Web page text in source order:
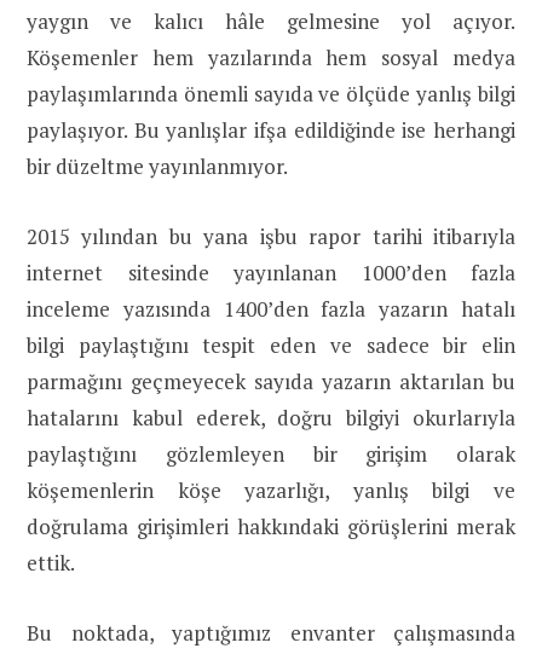
yaygın ve kalıcı hâle gelmesine yol açıyor.
Köşemenler hem yazılarında hem sosyal medya
paylaşımlarında önemli sayıda ve ölçüde yanlış bilgi
paylaşıyor. Bu yanlışlar ifşa edildiğinde ise herhangi
bir düzeltme yayınlanmıyor.
2015 yılından bu yana işbu rapor tarihi itibarıyla
internet sitesinde yayınlanan 1000’den fazla
inceleme yazısında 1400’den fazla yazarın hatalı
bilgi paylaştığını tespit eden ve sadece bir elin
parmağını geçmeyecek sayıda yazarın aktarılan bu
hatalarını kabul ederek, doğru bilgiyi okurlarıyla
paylaştığını gözlemleyen bir girişim olarak
köşemenlerin köşe yazarlığı, yanlış bilgi ve
doğrulama girişimleri hakkındaki görüşlerini merak
ettik.
Bu noktada, yaptığımız envanter çalışmasında